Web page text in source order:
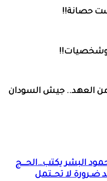
حصانة!!
وشخصيات!!
تكتب… 72 عاماً من العهد.. جيش السودان
البشر يكتب…الحـــج
ضـرورة لا تحــتمل